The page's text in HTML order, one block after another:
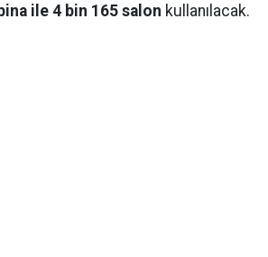
ile 4 bin 165 salon kullanılacak.